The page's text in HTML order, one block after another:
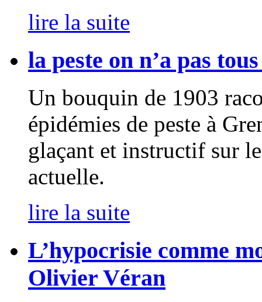
lire la suite
la peste on n’a pas
Un bouquin de 1903
épidémies de peste à
glaçant et instructif sur
actuelle.
lire la suite
L’hypocrisie comme
Olivier Véran